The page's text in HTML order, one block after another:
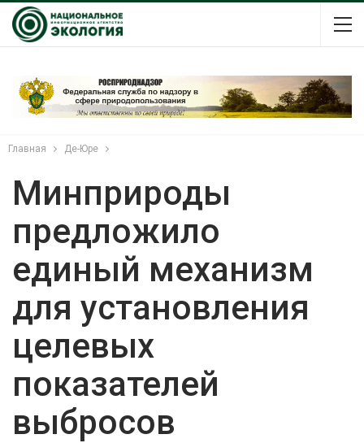
Главная Де-Юре
Минприроды
предложило
единый механизм
для установления
целевых
показателей
выбросов